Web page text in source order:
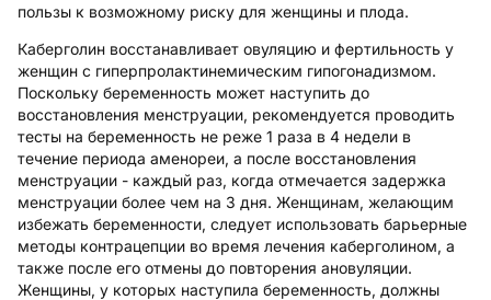
пользы к возможному риску для женщины и плода.
Каберголин восстанавливает овуляцию и фертильность у
женщин с гиперпролактинемическим гипогонадизмом.
Поскольку беременность может наступить до
восстановления менструации, рекомендуется проводить
тесты на беременность не реже 1 раза в 4 недели в
течение периода аменореи, а после восстановления
менструации - каждый раз, когда отмечается задержка
менструации более чем на 3 дня. Женщинам, желающим
избежать беременности, следует использовать барьерные
методы контрацепции во время лечения каберголином, а
также после его отмены до повторения ановуляции.
Женщины, у которых наступила беременность, должны